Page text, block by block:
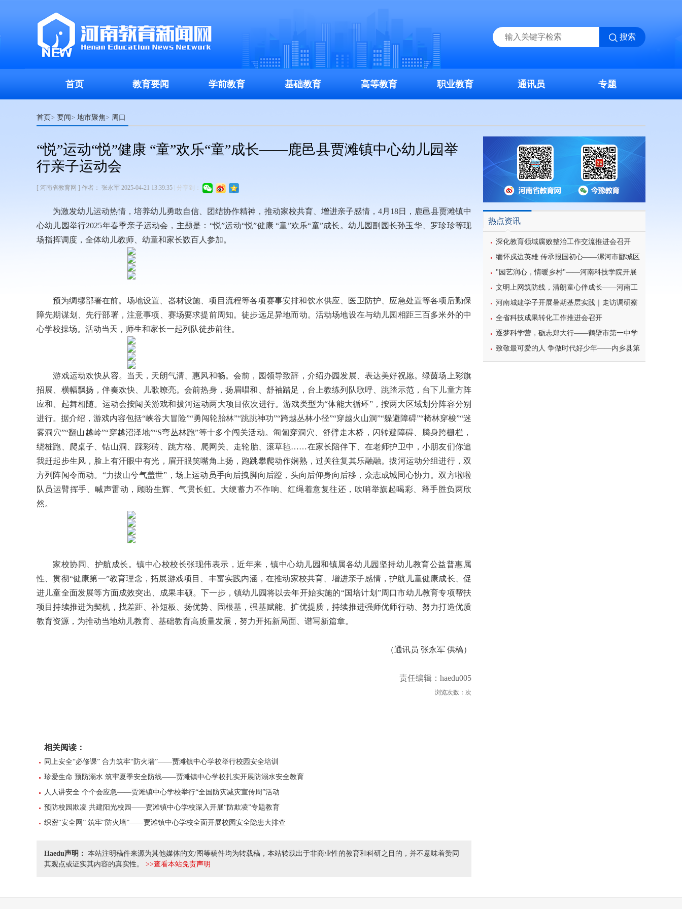
搜索
首页 教育要闻 学前教育 基础教育 高等教育 职业教育 通讯员 专题
首页> 要闻> 地市聚焦> 周口
热点资讯
深化教育领域腐败整治工作交流推进会召开
缅怀戍边英雄 传承报国初心——漯河市郾城区
东街小学开展八一建军节主题特色教育活动
"园艺润心，情暖乡村"——河南科技学院开展
暑期三下乡心理健康宣讲活动
文明上网筑防线，清朗童心伴成长——河南工
业大学北斗星筑梦志愿服务团队开展科普主题实
践课堂
河南城建学子开展暑期基层实践｜走访调研察
民情，反诈宣传护平安
全省科技成果转化工作推进会召开
逐梦科学营，砺志郑大行——鹤壁市第一中学
学子参加2026年郑州大学高校科学营研学之旅纪
实
致敬最可爱的人 争做时代好少年——内乡县第
一小学开展暑期“八一”建军节主题实践活动
“悦”运动“悦”健康 “童”欢乐“童”成长——鹿邑县贾滩镇中心幼儿园举
行亲子运动会
[ 河南省教育网 ] 作者： 张永军 2025-04-21 13:39:35 分享到：
为激发幼儿运动热情，培养幼儿勇敢自信、团结协作精神，推动家校共育、增进亲子感情，4月18日，鹿邑县贾滩镇中
心幼儿园举行2025年春季亲子运动会，主题是：“悦”运动“悦”健康 “童”欢乐“童”成长。幼儿园副园长孙玉华、罗珍珍等现
场指挥调度，全体幼儿教师、幼童和家长数百人参加。
预为绸缪部署在前。场地设置、器材设施、项目流程等各项赛事安排和饮水供应、医卫防护、应急处置等各项后勤保
障先期谋划、先行部署，注意事项、赛场要求提前周知。徒步远足异地而动。活动场地设在与幼儿园相距三百多米外的中
心学校操场。活动当天，师生和家长一起列队徒步前往。
游戏运动欢快从容。当天，天朗气清、惠风和畅。会前，园领导致辞，介绍办园发展、表达美好祝愿。绿茵场上彩旗
招展、横幅飘扬，伴奏欢快、儿歌嘹亮。会前热身，扬眉唱和、舒袖踏足，台上教练列队歌呼、跳踏示范，台下儿童方阵
应和、起舞相随。运动会按闯关游戏和拔河运动两大项目依次进行。游戏类型为“体能大循环”，按两大区域划分阵容分别
进行。据介绍，游戏内容包括“峡谷大冒险”“勇闯轮胎林”“跳跳神功”“跨越丛林小径”“穿越火山洞”“躲避障碍”“椅林穿梭”“迷
雾洞穴”“翻山越岭”“穿越沼泽地”“S弯丛林跑”等十多个闯关活动。匍匐穿洞穴、舒臂走木桥，闪转避障碍、腾身跨栅栏，
绕桩跑、爬桌子、钻山洞、踩彩砖、跳方格、爬网关、走轮胎、滚草毡……在家长陪伴下、在老师护卫中，小朋友们你追
我赶起步生风，脸上有汗眼中有光，眉开眼笑嘴角上扬，跑跳攀爬动作娴熟，过关往复其乐融融。拔河运动分组进行，双
方列阵闻令而动。“力拔山兮气盖世”，场上运动员手向后拽脚向后蹬，头向后仰身向后移，众志成城同心协力。双方啦啦
队员运臂挥手、喊声雷动，顾盼生辉、气贯长虹。大绠蓄力不作响、红绳着意复往还，吹哨举旗起喝彩、释手胜负两欣
然。
家校协同、护航成长。镇中心校校长张现伟表示，近年来，镇中心幼儿园和镇属各幼儿园坚持幼儿教育公益普惠属
性、贯彻“健康第一”教育理念，拓展游戏项目、丰富实践内涵，在推动家校共育、增进亲子感情，护航儿童健康成长、促
进儿童全面发展等方面成效突出、成果丰硕。下一步，镇幼儿园将以去年开始实施的“国培计划”周口市幼儿教育专项帮扶
项目持续推进为契机，找差距、补短板、扬优势、固根基，强基赋能、扩优提质，持续推进强师优师行动、努力打造优质
教育资源，为推动当地幼儿教育、基础教育高质量发展，努力开拓新局面、谱写新篇章。
（通讯员 张永军 供稿）
责任编辑：haedu005
浏览次数： 次
相关阅读：
同上安全“必修课” 合力筑牢“防火墙”——贾滩镇中心学校举行校园安全培训
珍爱生命 预防溺水 筑牢夏季安全防线——贾滩镇中心学校扎实开展防溺水安全教育
人人讲安全 个个会应急——贾滩镇中心学校举行“全国防灾减灾宣传周”活动
预防校园欺凌 共建阳光校园——贾滩镇中心学校深入开展“防欺凌”专题教育
织密“安全网” 筑牢“防火墙”——贾滩镇中心学校全面开展校园安全隐患大排查
Haedu声明： 本站注明稿件来源为其他媒体的文/图等稿件均为转载稿，本站转载出于非商业性的教育和科研之目的，并不意味着赞同
其观点或证实其内容的真实性。 >>查看本站免责声明